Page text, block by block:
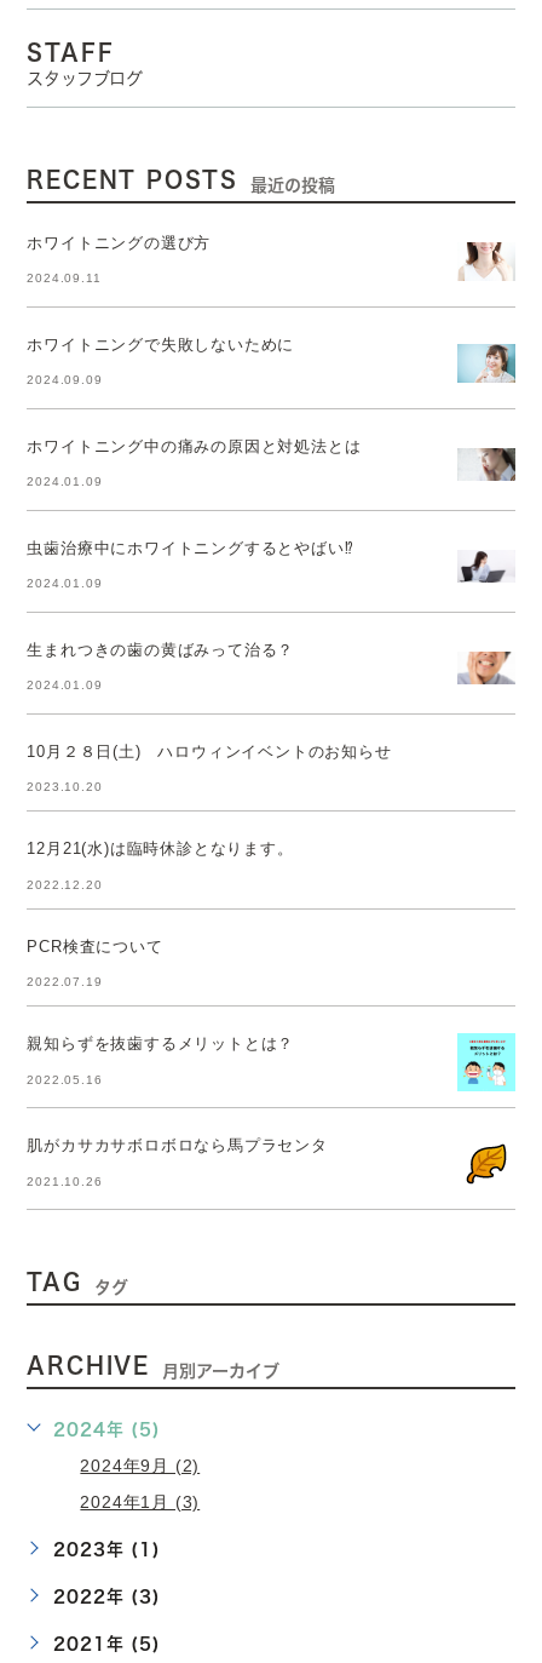
STAFF
スタッフブログ
RECENT POSTS 最近の投稿
ホワイトニングの選び方
2024.09.11
ホワイトニングで失敗しないために
2024.09.09
ホワイトニング中の痛みの原因と対処法とは
2024.01.09
虫歯治療中にホワイトニングするとやばい⁉
2024.01.09
生まれつきの歯の黄ばみって治る？
2024.01.09
10月２８日(土) ハロウィンイベントのお知らせ
2023.10.20
12月21(水)は臨時休診となります。
2022.12.20
PCR検査について
2022.07.19
親知らずを抜歯するメリットとは？
2022.05.16
肌がカサカサボロボロなら馬プラセンタ
2021.10.26
TAG タグ
ARCHIVE 月別アーカイブ
2024年 (5)
2024年9月 (2)
2024年1月 (3)
2023年 (1)
2022年 (3)
2021年 (5)